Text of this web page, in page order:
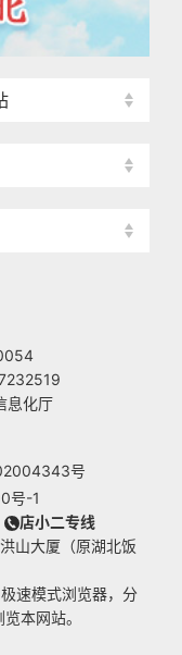
息化厅
号
号-1
店小二专线
山大厦（原湖北饭
速模式浏览器，分
本网站。